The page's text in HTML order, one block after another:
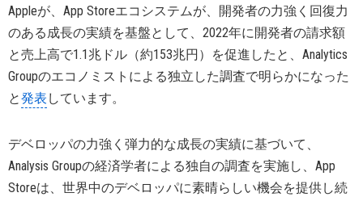
Appleが、App Storeエコシステムが、開発者の力強く回復力
のある成長の実績を基盤として、2022年に開発者の請求額
と売上高で1.1兆ドル（約153兆円）を促進したと、Analytics
Groupのエコノミストによる独立した調査で明らかになった
と発表 しています。
デベロッパの力強く弾力的な成長の実績に基づいて、
Analysis Groupの経済学者による独自の調査を実施し、App
Storeは、世界中のデベロッパに素晴らしい機会を提供し続